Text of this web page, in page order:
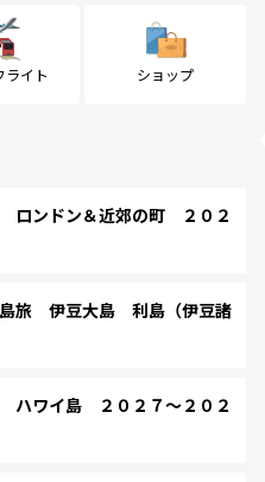
ライト ショップ
ンドン＆近郊の町 ２０２
旅 伊豆大島 利島（伊豆諸
ワイ島 ２０２７～２０２